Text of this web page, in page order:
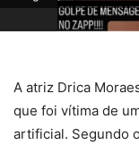
A atriz Drica
que foi vítima de
artificial. Segundo